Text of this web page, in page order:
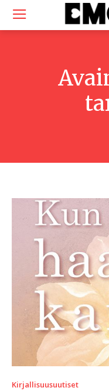
Kirjallisuusuutiset